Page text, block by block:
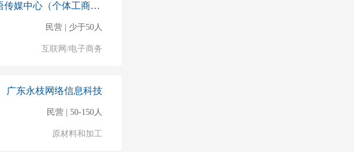
中山市辰语传媒中心（个体工商户）
民营 | 少于50人
互联网/电子商务
广东永枝网络信息科技
民营 | 50-150人
原材料和加工